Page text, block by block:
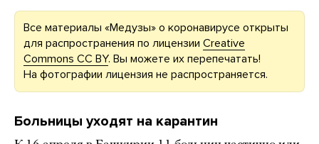
Все материалы «Медузы» о коронавирусе открыты
для распространения по лицензии Creative
Commons CC BY. Вы можете их перепечатать!
На фотографии лицензия не распространяется.
Больницы уходят на карантин